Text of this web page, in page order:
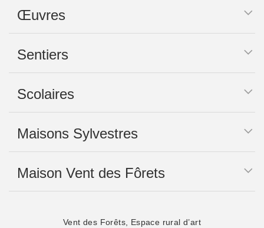
Œuvres
Sentiers
Scolaires
Maisons Sylvestres
Maison Vent des Fôrets
Vent des Forêts, Espace rural d’art